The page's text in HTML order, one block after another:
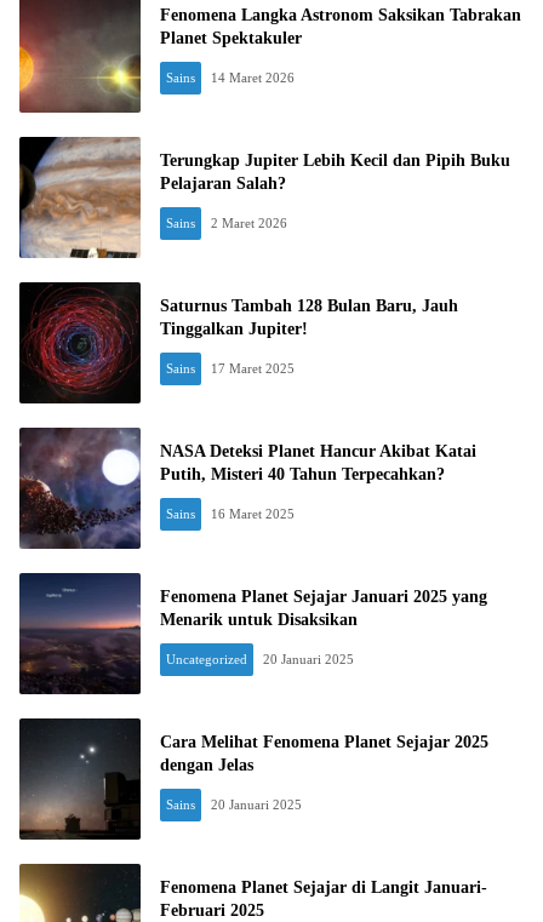
Fenomena Langka Astronom Saksikan Tabrakan
Planet Spektakuler
Sains 14 Maret 2026
Terungkap Jupiter Lebih Kecil dan Pipih Buku
Pelajaran Salah?
Sains 2 Maret 2026
Saturnus Tambah 128 Bulan Baru, Jauh
Tinggalkan Jupiter!
Sains 17 Maret 2025
NASA Deteksi Planet Hancur Akibat Katai
Putih, Misteri 40 Tahun Terpecahkan?
Sains 16 Maret 2025
Fenomena Planet Sejajar Januari 2025 yang
Menarik untuk Disaksikan
Uncategorized 20 Januari 2025
Cara Melihat Fenomena Planet Sejajar 2025
dengan Jelas
Sains 20 Januari 2025
Fenomena Planet Sejajar di Langit Januari-
Februari 2025